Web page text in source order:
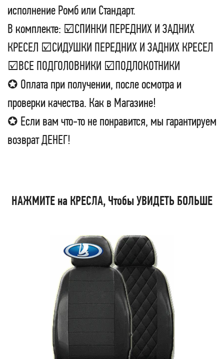
исполнение Ромб или Стандарт.
В комплекте: ☑СПИНКИ ПЕРЕДНИХ И ЗАДНИХ
КРЕСЕЛ ☑СИДУШКИ ПЕРЕДНИХ И ЗАДНИХ КРЕСЕЛ
☑ВСЕ ПОДГОЛОВНИКИ ☑ПОДЛОКОТНИКИ
✪ Оплата при получении, после осмотра и
проверки качества. Как в Магазине!
✪ Если вам что-то не понравится, мы гарантируем
возврат ДЕНЕГ!
НАЖМИТЕ на КРЕСЛА, Чтобы УВИДЕТЬ БОЛЬШЕ